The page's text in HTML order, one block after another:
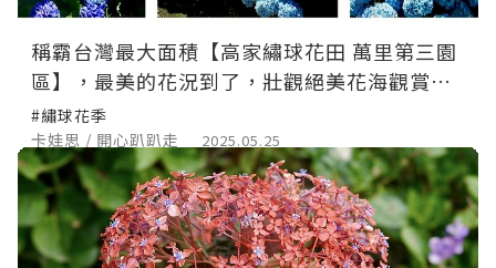
稱霸台灣最大面積【高家繡球花田 萬里第三園
區】，最美的花況到了，壯觀絕美花海觀賞期
可至七月！
#繡球花季
卡娃思 / 開心趴趴走
2025.05.25